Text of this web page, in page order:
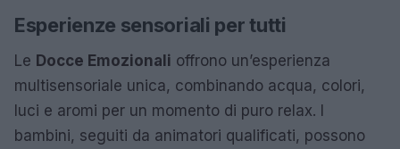
Esperienze sensoriali per tutti
Le Docce Emozionali offrono un’esperienza
multisensoriale unica, combinando acqua, colori,
luci e aromi per un momento di puro relax. I
bambini, seguiti da animatori qualificati, possono